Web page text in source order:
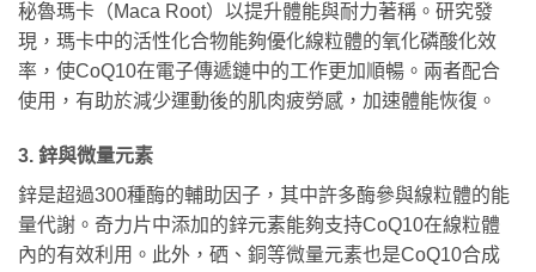
秘魯瑪卡（Maca Root）以提升體能與耐力著稱。研究發
現，瑪卡中的活性化合物能夠優化線粒體的氧化磷酸化效
率，使CoQ10在電子傳遞鏈中的工作更加順暢。兩者配合
使用，有助於減少運動後的肌肉疲勞感，加速體能恢復。
3. 鋅與微量元素
鋅是超過300種酶的輔助因子，其中許多酶參與線粒體的能
量代謝。奇力片中添加的鋅元素能夠支持CoQ10在線粒體
內的有效利用。此外，硒、銅等微量元素也是CoQ10合成